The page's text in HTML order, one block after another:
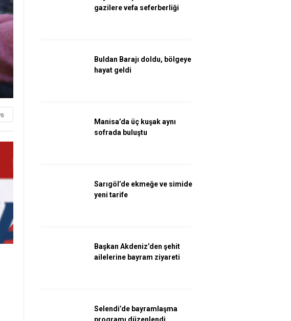
gazilere vefa seferberliği
Buldan Barajı doldu, bölgeye
hayat geldi
Manisa’da üç kuşak aynı
sofrada buluştu
Sarıgöl’de ekmeğe ve simide
yeni tarife
Başkan Akdeniz’den şehit
ailelerine bayram ziyareti
Selendi’de bayramlaşma